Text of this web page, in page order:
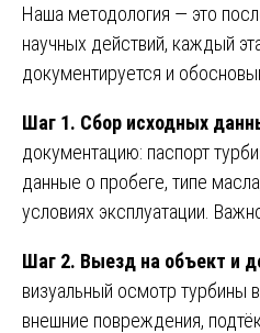
Наша методология — это
научных действий, каждый
документируется и
Шаг 1. Сбор исходных
документацию: паспорт
данные о пробеге, типе
условиях эксплуатации.
Шаг 2. Выезд на объект и
визуальный осмотр турбины
внешние повреждения,